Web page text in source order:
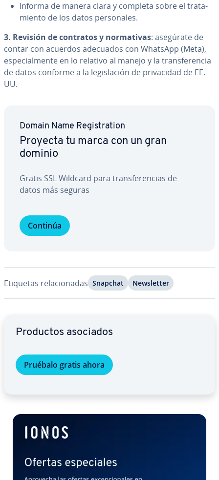
Informa de manera clara y completa sobre el tra­ta­
mie­n­to de los datos pe­r­so­na­les.
3. Revisión de contratos y no­r­ma­ti­vas: asegúrate de
contar con acuerdos adecuados con WhatsApp (Meta),
es­pe­cia­l­me­n­te en lo relativo al manejo y la tra­n­s­fe­re­n­cia
de datos conforme a la le­gi­s­la­ción de pri­va­ci­dad de EE.
UU.
Domain Name Re­gi­s­tra­tion
Proyecta tu marca con un gran
dominio
Gratis SSL Wildcard para tra­n­s­fe­re­n­cias de
datos más seguras
Continúa
Etiquetas re­la­cio­na­das Snapchat Ne­w­s­le­t­ter
Productos asociados
Pruébalo gratis ahora